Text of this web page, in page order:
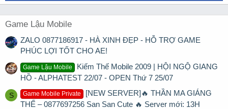
Game Lậu Mobile
ZALO 0877186917 - HÀ XINH ĐẸP - HỖ TRỢ GAME
PHÚC LỢI TỐT CHO AE!
Game Lậu Mobile
Kiếm Thế Mobile 2009 | HỘI NGỘ GIANG
HỒ - ALPHATEST 22/07 - OPEN Thứ 7 25/07
S Game Mobile Private
[NEW SERVER]🔥 THẦN MA GIÁNG
THẾ – 0877697256 San San Cute 🔥 Server mới: 13H